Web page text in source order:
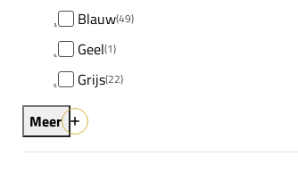
Blauw(49)
Geel(1)
Grijs(22)
Meer